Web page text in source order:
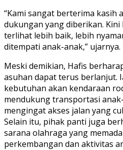
“Kami sangat berterima kasih
dukungan yang diberikan.
terlihat lebih baik, lebih
ditempati anak-anak,” ujarnya.
Meski demikian, Hafis
asuhan dapat terus berlanjut.
kebutuhan akan kendaraan
mendukung transportasi
mengingat akses jalan yang
Selain itu, pihak panti juga
sarana olahraga yang
perkembangan dan aktivitas